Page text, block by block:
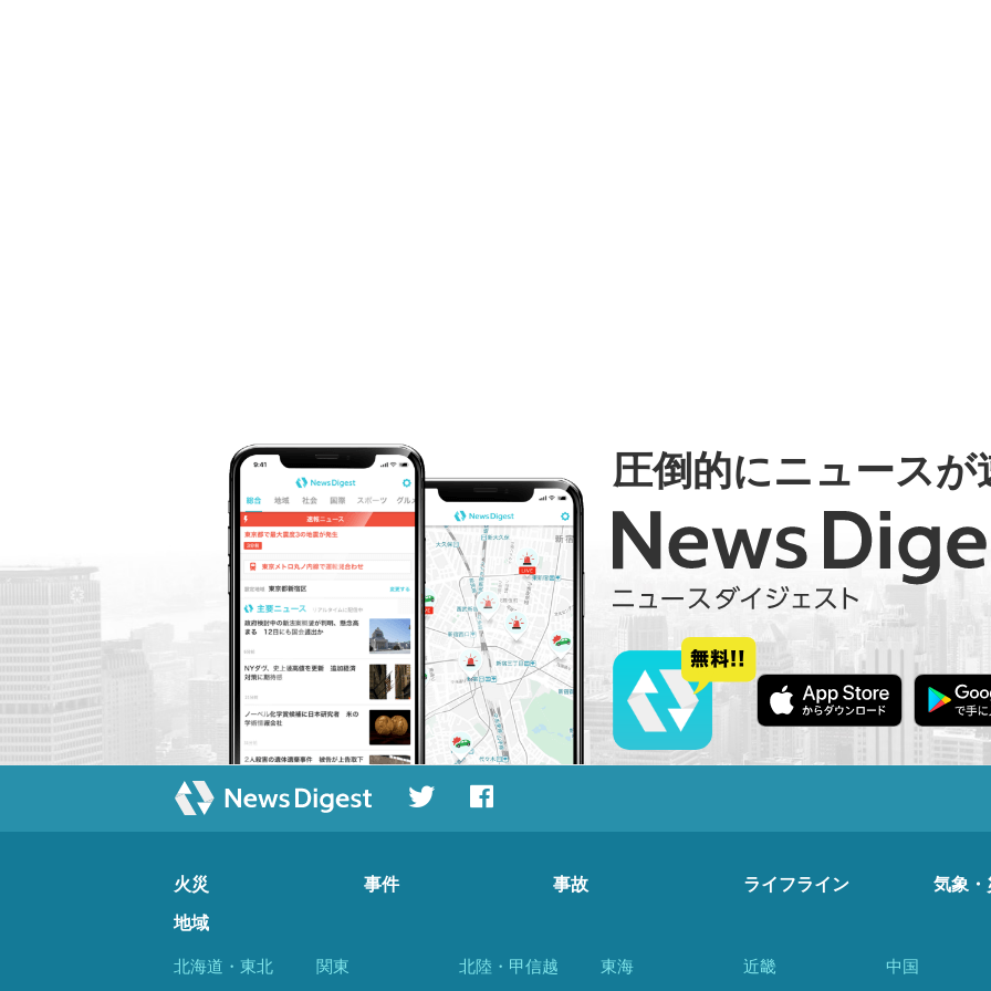
圧倒的にニュースが
火災 事件 事故 ライフライン 気象・
地域
北海道・東北 関東 北陸・甲信越 東海 近畿 中国